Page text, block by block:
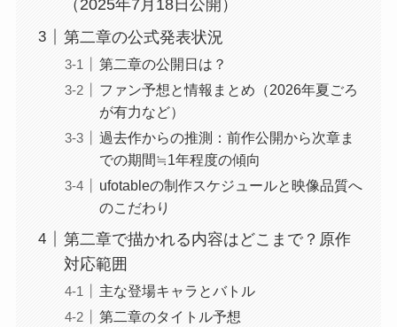
（2025年7月18日公開）
第二章の公式発表状況
第二章の公開日は？
ファン予想と情報まとめ（2026年夏ごろ
が有力など）
過去作からの推測：前作公開から次章ま
での期間≒1年程度の傾向
ufotableの制作スケジュールと映像品質へ
のこだわり
第二章で描かれる内容はどこまで？原作
対応範囲
主な登場キャラとバトル
第二章のタイトル予想